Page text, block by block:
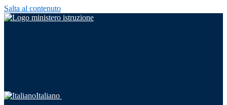
Salta al contenuto
Italiano